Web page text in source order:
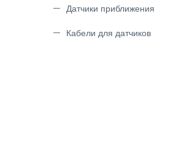
Датчики приближения
Кабели для датчиков